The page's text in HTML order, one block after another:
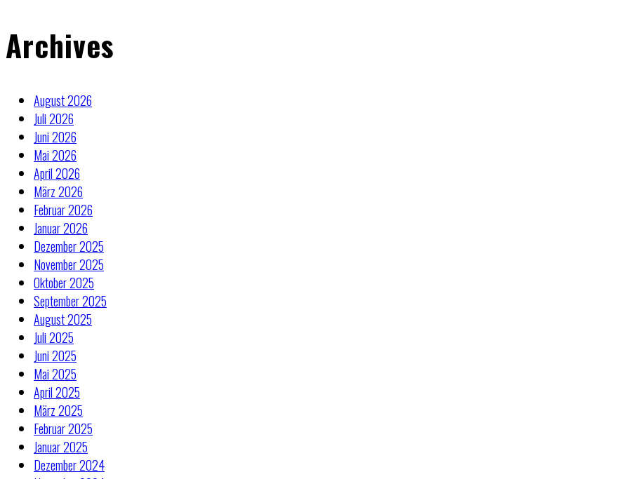
Archives
August 2026
Juli 2026
Juni 2026
Mai 2026
April 2026
März 2026
Februar 2026
Januar 2026
Dezember 2025
November 2025
Oktober 2025
September 2025
August 2025
Juli 2025
Juni 2025
Mai 2025
April 2025
März 2025
Februar 2025
Januar 2025
Dezember 2024